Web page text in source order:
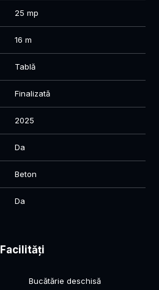
25 mp
16 m
Tablă
Finalizată
2025
Da
Beton
Da
Facilități
Bucătărie deschisă